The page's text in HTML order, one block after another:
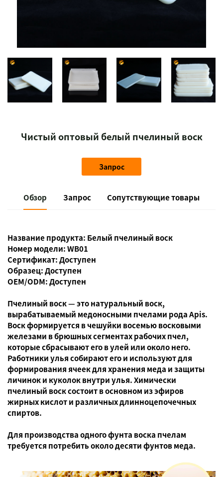
Чистый оптовый белый пчелиный воск
Запрос
Обзор Запрос Сопутствующие товары
Название продукта: Белый пчелиный воск
Номер модели: WB01
Сертификат: Доступен
Образец: Доступен
OEM/ODM: Доступен
Пчелиный воск — это натуральный воск,
вырабатываемый медоносными пчелами рода Apis.
Воск формируется в чешуйки восемью восковыми
железами в брюшных сегментах рабочих пчел,
которые сбрасывают его в улей или около него.
Работники улья собирают его и используют для
формирования ячеек для хранения меда и защиты
личинок и куколок внутри улья. Химически
пчелиный воск состоит в основном из эфиров
жирных кислот и различных длинноцепочечных
спиртов.
Для производства одного фунта воска пчелам
требуется потребить около десяти фунтов меда.